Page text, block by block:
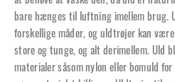
bare hænges til luftning imellem brug.
forskellige måder, og uldtrøjer kan
store og tunge, og alt derimellem. Uld
materialer såsom nylon eller bomuld